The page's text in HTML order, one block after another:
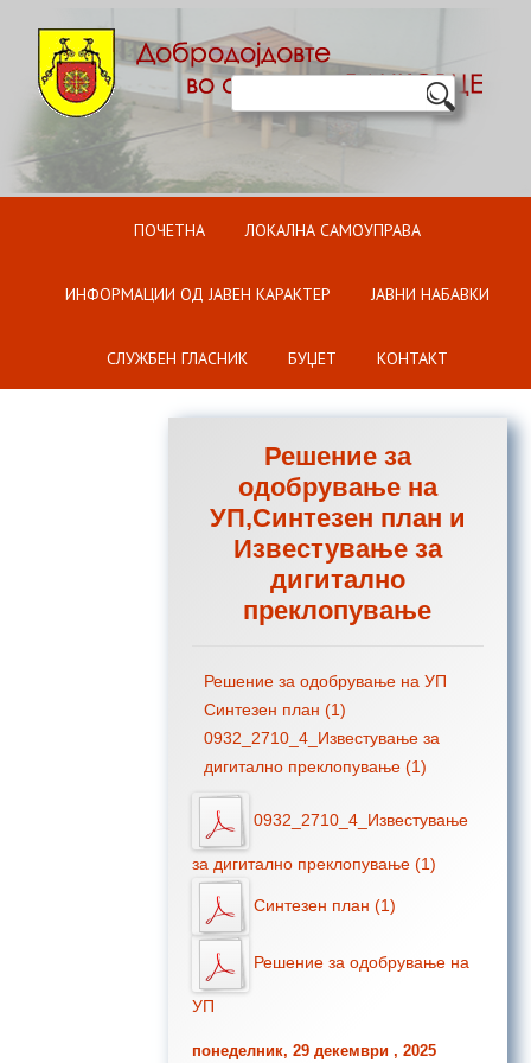
ПОЧЕТНА ЛОКАЛНА САМОУПРАВА
ИНФОРМАЦИИ ОД ЈАВЕН КАРАКТЕР ЈАВНИ НАБАВКИ
СЛУЖБЕН ГЛАСНИК БУЏЕТ КОНТАКТ
Решение за
одобрување на
УП,Синтезен план и
Известување за
дигитално
преклопување
Решение за одобрување на УП
Синтезен план (1)
0932_2710_4_Известување за
дигитално преклопување (1)
0932_2710_4_Известување
за дигитално преклопување (1)
Синтезен план (1)
Решение за одобрување на
УП
понеделник, 29 декември , 2025